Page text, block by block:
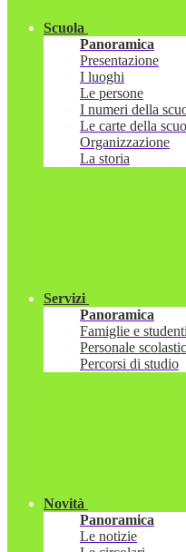
Scuola
Panoramica
Presentazione
I luoghi
Le persone
I numeri della
Le carte della
Organizzazione
La storia
Servizi
Panoramica
Famiglie e studenti
Personale
Percorsi di studio
Novità
Panoramica
Le notizie